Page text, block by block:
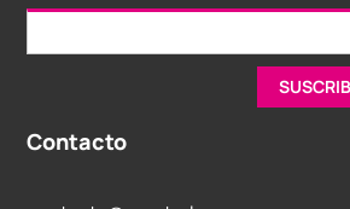
Contacto